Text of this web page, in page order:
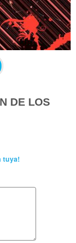
DE LOS
tuya!